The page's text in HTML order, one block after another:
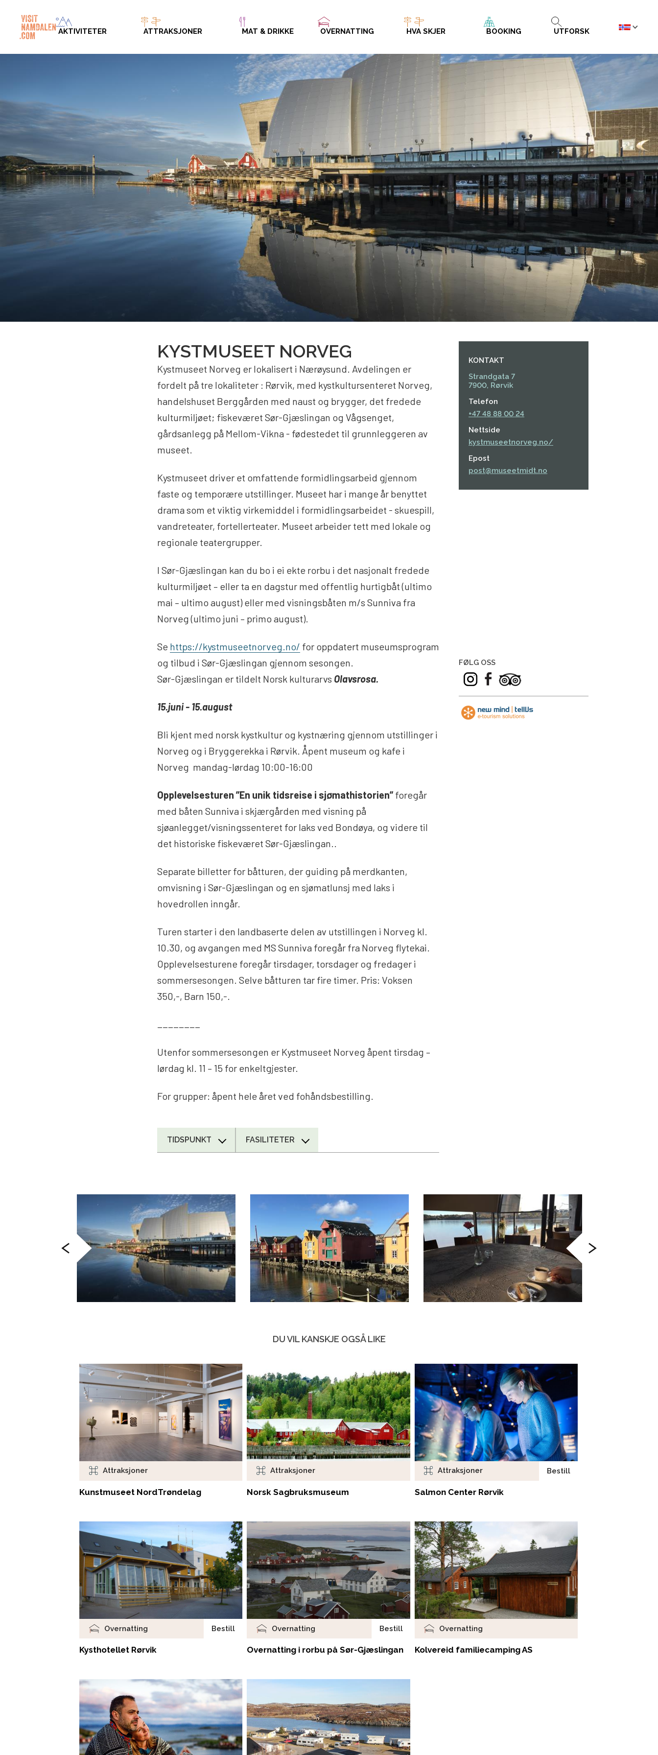
AKTIVITETER ATTRAKSJONER MAT & DRIKKE OVERNATTING HVA SKJER BOOKING UTFORSK
KYSTMUSEET NORVEG
Kystmuseet Norveg er lokalisert i Nærøysund. Avdelingen er
fordelt på tre lokaliteter : Rørvik, med kystkultursenteret Norveg,
handelshuset Berggården med naust og brygger, det fredede
kulturmiljøet; fiskeværet Sør-Gjæslingan og Vågsenget,
gårdsanlegg på Mellom-Vikna - fødestedet til grunnleggeren av
museet.
Kystmuseet driver et omfattende formidlingsarbeid gjennom
faste og temporære utstillinger. Museet har i mange år benyttet
drama som et viktig virkemiddel i formidlingsarbeidet - skuespill,
vandreteater, fortellerteater. Museet arbeider tett med lokale og
regionale teatergrupper.
I Sør-Gjæslingan kan du bo i ei ekte rorbu i det nasjonalt fredede
kulturmiljøet – eller ta en dagstur med offentlig hurtigbåt (ultimo
mai – ultimo august) eller med visningsbåten m/s Sunniva fra
Norveg (ultimo juni – primo august).
Se https://kystmuseetnorveg.no/ for oppdatert museumsprogram
og tilbud i Sør-Gjæslingan gjennom sesongen.
Sør-Gjæslingan er tildelt Norsk kulturarvs Olavsrosa.
15.juni - 15.august
Bli kjent med norsk kystkultur og kystnæring gjennom utstillinger i
Norveg og i Bryggerekka i Rørvik. Åpent museum og kafe i
Norveg mandag-lørdag 10:00-16:00
Opplevelsesturen ”En unik tidsreise i sjømathistorien” foregår
med båten Sunniva i skjærgården med visning på
sjøanlegget/visningssenteret for laks ved Bondøya, og videre til
det historiske fiskeværet Sør-Gjæslingan..
Separate billetter for båtturen, der guiding på merdkanten,
omvisning i Sør-Gjæslingan og en sjømatlunsj med laks i
hovedrollen inngår.
Turen starter i den landbaserte delen av utstillingen i Norveg kl.
10.30, og avgangen med MS Sunniva foregår fra Norveg flytekai.
Opplevelsesturene foregår tirsdager, torsdager og fredager i
sommersesongen. Selve båtturen tar fire timer. Pris: Voksen
350,-, Barn 150,-.
Utenfor sommersesongen er Kystmuseet Norveg åpent tirsdag –
lørdag kl. 11 – 15 for enkeltgjester.
For grupper: åpent hele året ved fohåndsbestilling.
TIDSPUNKT FASILITETER
KONTAKT
Strandgata 7
7900, Rørvik
Telefon
+47 48 88 00 24
Nettside
kystmuseetnorveg.no/
Epost
post@museetmidt.no
FØLG OSS
DU VIL KANSKJE OGSÅ LIKE
Attraksjoner
Kunstmuseet NordTrøndelag
Attraksjoner
Norsk Sagbruksmuseum
Bestill
Attraksjoner
Salmon Center Rørvik
Bestill
Overnatting
Kysthotellet Rørvik
Bestill
Overnatting
Overnatting i rorbu på Sør-Gjæslingan
Overnatting
Kolvereid familiecamping AS